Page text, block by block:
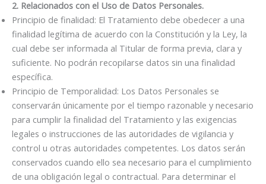
2. Relacionados con el Uso de Datos Personales.
Principio de finalidad: El Tratamiento debe obedecer a una
finalidad legítima de acuerdo con la Constitución y la Ley, la
cual debe ser informada al Titular de forma previa, clara y
suficiente. No podrán recopilarse datos sin una finalidad
específica.
Principio de Temporalidad: Los Datos Personales se
conservarán únicamente por el tiempo razonable y necesario
para cumplir la finalidad del Tratamiento y las exigencias
legales o instrucciones de las autoridades de vigilancia y
control u otras autoridades competentes. Los datos serán
conservados cuando ello sea necesario para el cumplimiento
de una obligación legal o contractual. Para determinar el